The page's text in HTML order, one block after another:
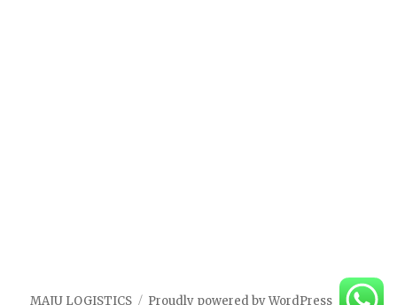
MAJU LOGISTICS Proudly powered by WordPress